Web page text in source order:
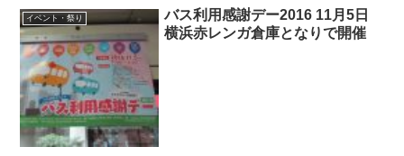
イベント・祭り
バス利用感謝デー2016 11月5日
横浜赤レンガ倉庫となりで開催